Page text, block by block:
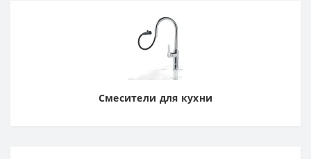
Смесители для кухни